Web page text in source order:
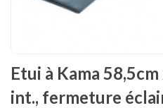
Voir plus
Etui à Kama
int., fermeture